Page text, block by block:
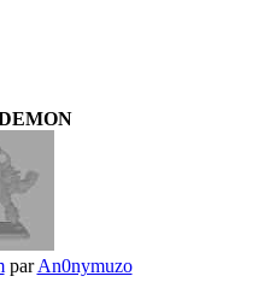
parAn0nymuzo